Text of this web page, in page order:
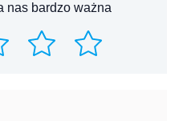
nas bardzo ważna